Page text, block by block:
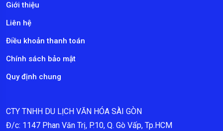
Giới thiệu
Liên hệ
Điều khoản thanh toán
Chính sách bảo mật
Quy định chung
CTY TNHH DU LỊCH VĂN HÓA SÀI GÒN
Đ/c: 1147 Phan Văn Trị, P.10, Q. Gò Vấp, Tp.HCM